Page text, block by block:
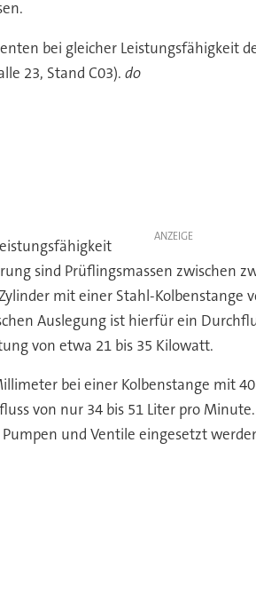
bei gleicher Leistungsfähigkeit
23, Stand C03). do
ANZEIGE
sind Prüflingsmassen zwischen
mit einer Stahl-Kolbenstange
Auslegung ist hierfür ein
von etwa 21 bis 35 Kilowatt.
bei einer Kolbenstange mit
von nur 34 bis 51 Liter pro
und Ventile eingesetzt